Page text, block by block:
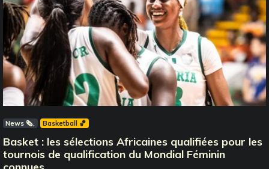
News 🗞️ Basketball 🏀
Basket : les sélections Africaines qualifiées pour les
tournois de qualification du Mondial Féminin